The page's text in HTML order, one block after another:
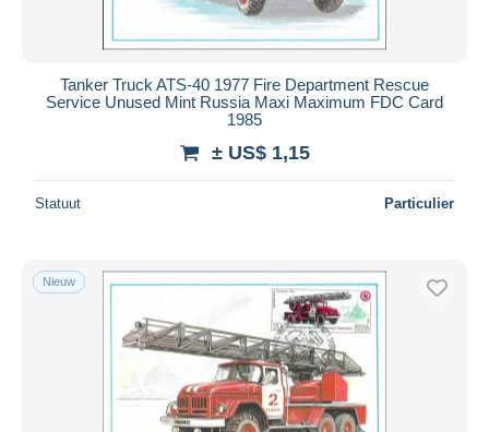
Tanker Truck ATS-40 1977 Fire Department Rescue
Service Unused Mint Russia Maxi Maximum FDC Card
1985
± US$ 1,15
Statuut Particulier
Nieuw